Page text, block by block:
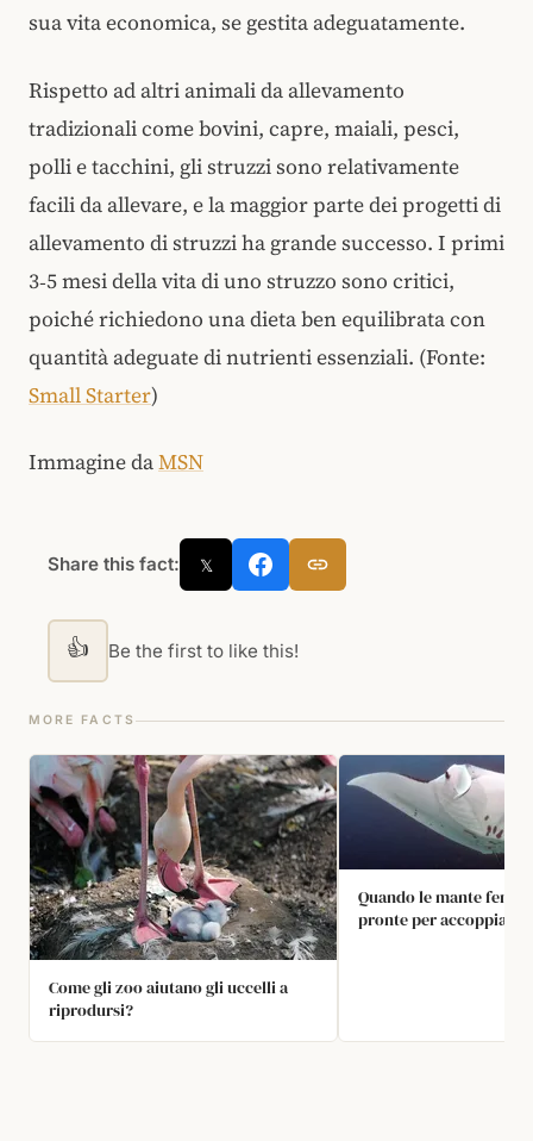
sua vita economica, se gestita adeguatamente.
Rispetto ad altri animali da allevamento
tradizionali come bovini, capre, maiali, pesci,
polli e tacchini, gli struzzi sono relativamente
facili da allevare, e la maggior parte dei progetti di
allevamento di struzzi ha grande successo. I primi
3‑5 mesi della vita di uno struzzo sono critici,
poiché richiedono una dieta ben equilibrata con
quantità adeguate di nutrienti essenziali. (Fonte:
Small Starter)
Immagine daMSN
Share this fact: 𝕏
👍 Be the first to like this!
MORE FACTS
Come gli zoo aiutano gli uccelli a
riprodursi?
Quando le mante
pronte per